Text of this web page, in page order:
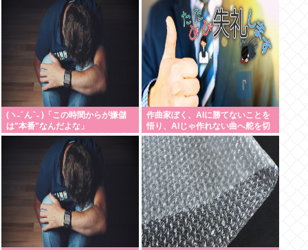
(ヽ˶ ᷇ ん ᷆ ˵ )「この時間からが嫌儲
は"本番"なんだよな」
作曲家ぼく、AIに勝てないことを
悟り、AIじゃ作れない曲へ舵を切
ることを決断